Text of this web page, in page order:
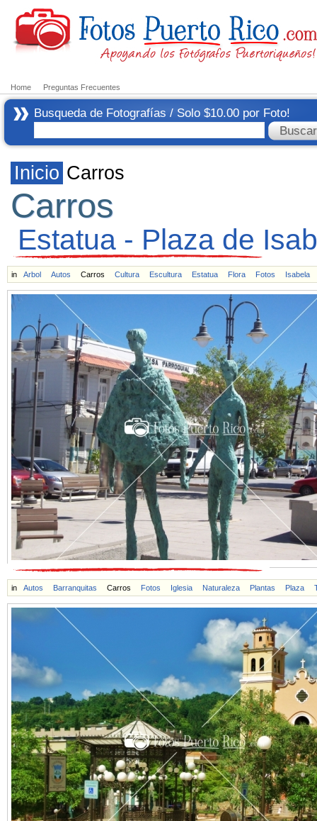
Home Preguntas Frecuentes
Busqueda de Fotografías / Solo $10.00 por Foto!
Inicio Carros
Carros
Estatua - Plaza de
in Arbol Autos Carros Cultura Escultura Estatua Flora Fotos Isabela
in Autos Barranquitas Carros Fotos Iglesia Naturaleza Plantas Plaza